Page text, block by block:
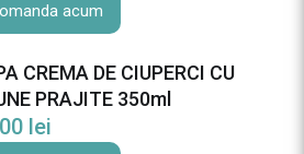
acum
CREMA DE CIUPERCI CU
PRAJITE 350ml
lei